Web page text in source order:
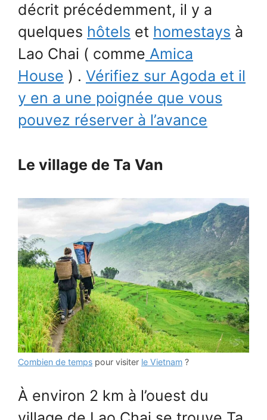
décrit précédemment, il y a
quelques hôtels et homestays à
Lao Chai ( comme Amica
House ) . Vérifiez sur Agoda et il
y en a une poignée que vous
pouvez réserver à l’avance
Le village de Ta Van
Combien de temps pour visiter le Vietnam ?
À environ 2 km à l’ouest du